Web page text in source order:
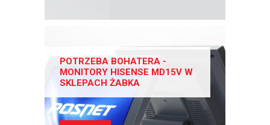
POTRZEBA BOHATERA -
MONITORY HISENSE MD15V W
SKLEPACH ŻABKA